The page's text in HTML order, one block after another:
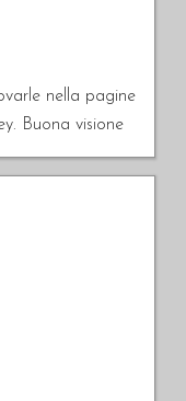
nella pagine
Buona visione